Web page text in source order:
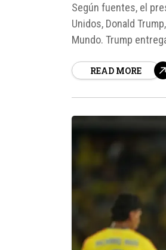
Según fuentes, el
Unidos, Donald
Mundo. Trump
READ MORE